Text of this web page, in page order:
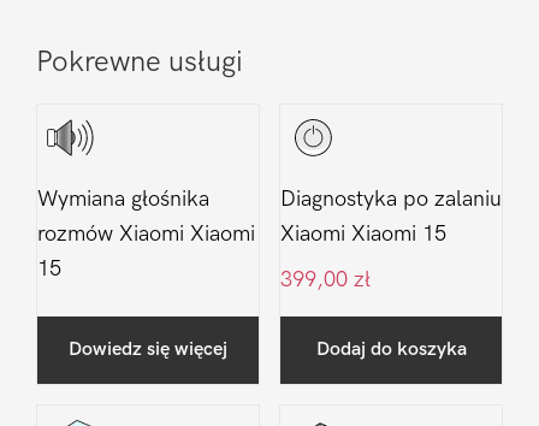
Pokrewne usługi
Wymiana głośnika
rozmów Xiaomi Xiaomi
15
Dowiedz się więcej
Diagnostyka po zalaniu
Xiaomi Xiaomi 15
399,00 zł
Dodaj do koszyka